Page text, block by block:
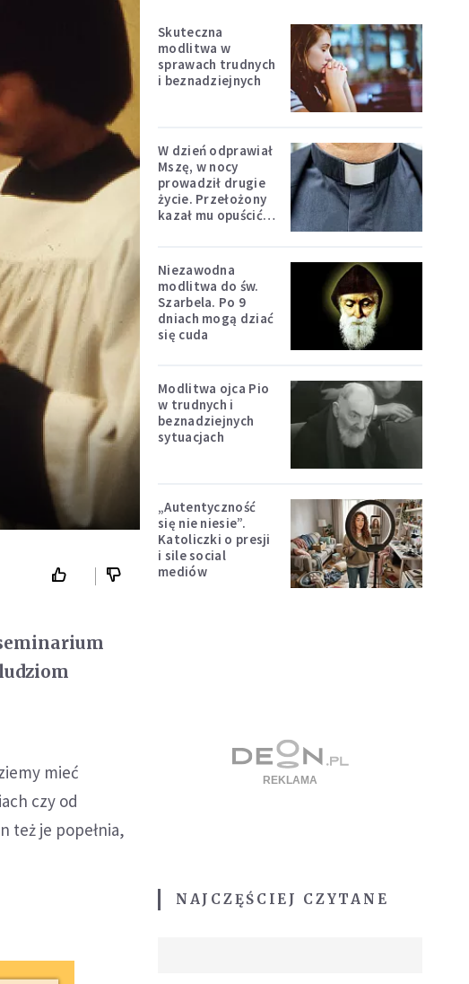
mieć
czy od
też je popełnia,
Skuteczna
modlitwa w
sprawach trudnych
i beznadziejnych
W dzień odprawiał
Mszę, w nocy
prowadził drugie
życie. Przełożony
kazał mu opuścić
Niezawodna
modlitwa do św.
Szarbela. Po 9
dniach mogą dziać
się cuda
Modlitwa ojca Pio
w trudnych i
beznadziejnych
sytuacjach
„Autentyczność
się nie niesie”.
Katoliczki o presji
i sile social
mediów
NAJCZĘŚCIEJ CZYTANE